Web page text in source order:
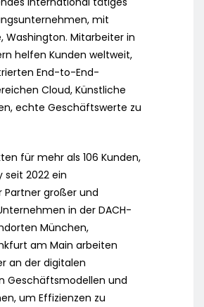
mit
Washington. Mitarbeiter in
helfen Kunden weltweit,
End-to-End-
Cloud, Künstliche
echte Geschäftswerte zu
für mehr als 106 Kunden,
seit 2022 ein
Partner großer und
in der DACH-
München,
am Main arbeiten
an der digitalen
Geschäftsmodellen und
um Effizienzen zu